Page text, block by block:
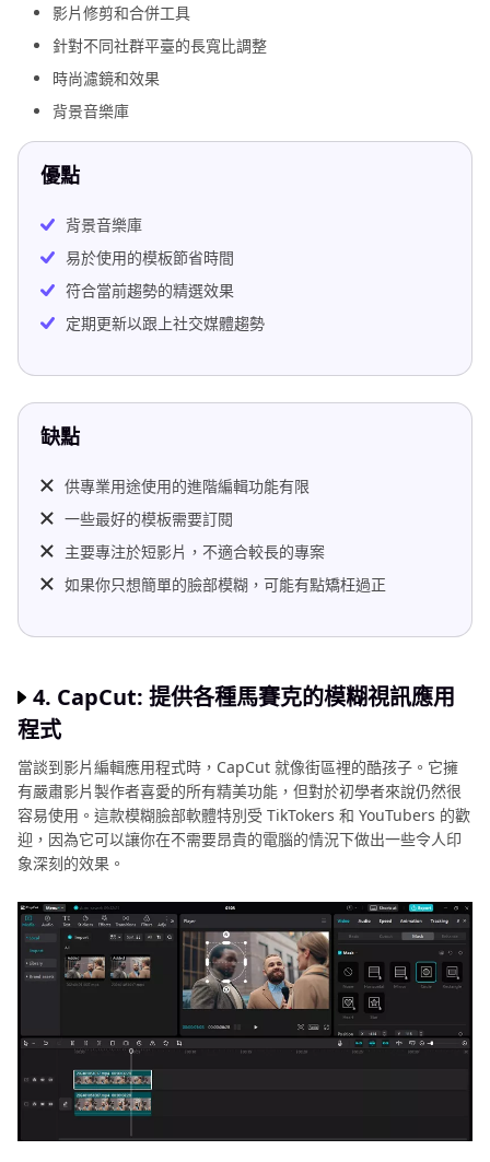
影片修剪和合併工具
針對不同社群平臺的長寬比調整
時尚濾鏡和效果
背景音樂庫
優點
背景音樂庫
易於使用的模板節省時間
符合當前趨勢的精選效果
定期更新以跟上社交媒體趨勢
缺點
供專業用途使用的進階編輯功能有限
一些最好的模板需要訂閱
主要專注於短影片，不適合較長的專案
如果你只想簡單的臉部模糊，可能有點矯枉過正
4. CapCut: 提供各種馬賽克的模糊視訊應用
程式
當談到影片編輯應用程式時，CapCut 就像街區裡的酷孩子。它擁
有嚴肅影片製作者喜愛的所有精美功能，但對於初學者來說仍然很
容易使用。這款模糊臉部軟體特別受 TikTokers 和 YouTubers 的歡
迎，因為它可以讓你在不需要昂貴的電腦的情況下做出一些令人印
象深刻的效果。